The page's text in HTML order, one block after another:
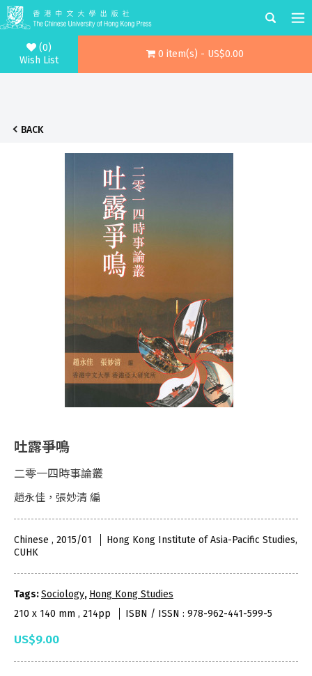
(0)
Wish List
0 item(s) - US$0.00
BACK
吐露爭鳴
二零一四時事論叢
趙永佳，張妙清 編
Chinese , 2015/01
Hong Kong Institute of Asia-Pacific Studies,
CUHK
Tags:Sociology, Hong Kong Studies
210 x 140 mm , 214pp
ISBN / ISSN : 978-962-441-599-5
US$9.00